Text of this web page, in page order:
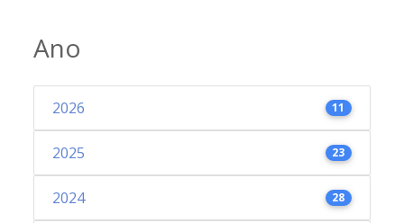
Ano
2026 11
2025 23
2024 28